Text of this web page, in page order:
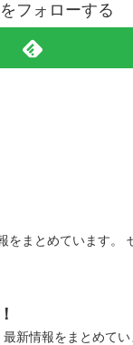
フォローする
をまとめています
新情報をまとめて